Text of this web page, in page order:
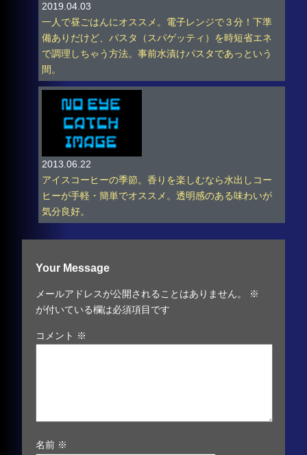
2019.04.03
一人で昼ごはんにオススメ。電子レンジで３分！下準
備ありだけど、パスタ（スパゲッティ）を時短省エネ
で調理しちゃう方法。事前水漬けパスタであっという
間。
2013.06.22
アイスコーヒーの季節。香りを楽しむなら水出しコー
ヒーが手軽・簡単でオススメ。透明感のある味わいが
気分良好。
Your Message
メールアドレスが公開されることはありません。
※
が付いている欄は必須項目です
コメント ※
名前 ※